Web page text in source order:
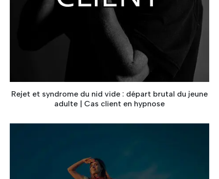
Rejet et syndrome du nid vide :​ départ ​brutal ​du jeune
adulte | Cas client en hypnose